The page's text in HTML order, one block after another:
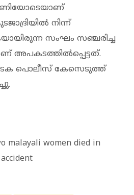
നിന്ന്
സംഘം സഞ്ചരിച്ച
അപകടത്തില്‍പ്പെട്ടത്.
പൊലീസ് കേസെടുത്ത്
malayali women died in